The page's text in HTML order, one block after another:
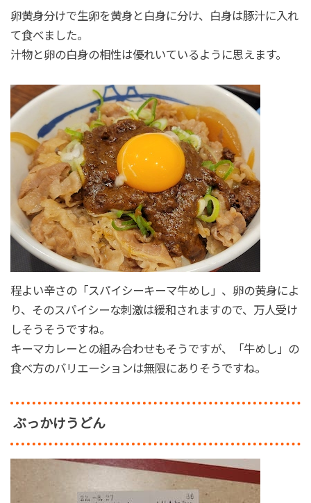
卵黄身分けで生卵を黄身と白身に分け、白身は豚汁に入れ
て食べました。
汁物と卵の白身の相性は優れいているように思えます。
程よい辛さの「スパイシーキーマ牛めし」、卵の黄身によ
り、そのスパイシーな刺激は緩和されますので、万人受け
しそうそうですね。
キーマカレーとの組み合わせもそうですが、「牛めし」の
食べ方のバリエーションは無限にありそうですね。
ぶっかけうどん